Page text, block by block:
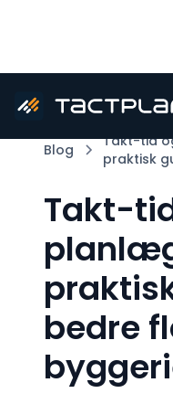
Blog
Takt-tid
praktisk
Takt-
bedre